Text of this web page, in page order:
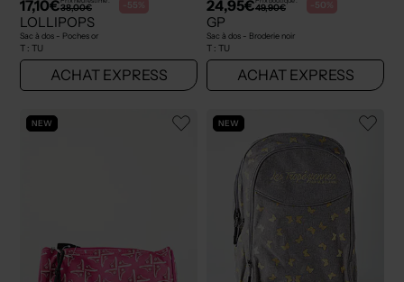
17,10€38,00€ -55%
LOLLIPOPS
Sac à dos - Poches or
T : TU
ACHAT EXPRESS
24,95€49,90€ -50%
GP
Sac à dos - Broderie noir
T : TU
ACHAT EXPRESS
NEW NEW